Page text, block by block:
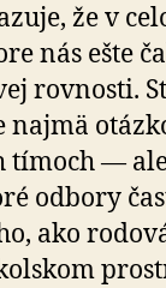
že v
nás ešte
rovnosti.
najmä
tímoch —
odbory
ako